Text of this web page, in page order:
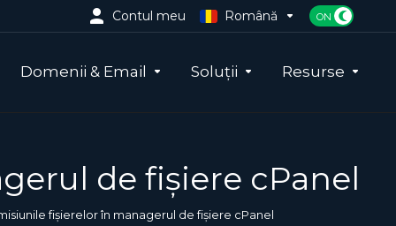
Contul meu Română
Domenii & Email Soluții Resurse
de fișiere cPanel
fișierelor în managerul de fișiere cPanel